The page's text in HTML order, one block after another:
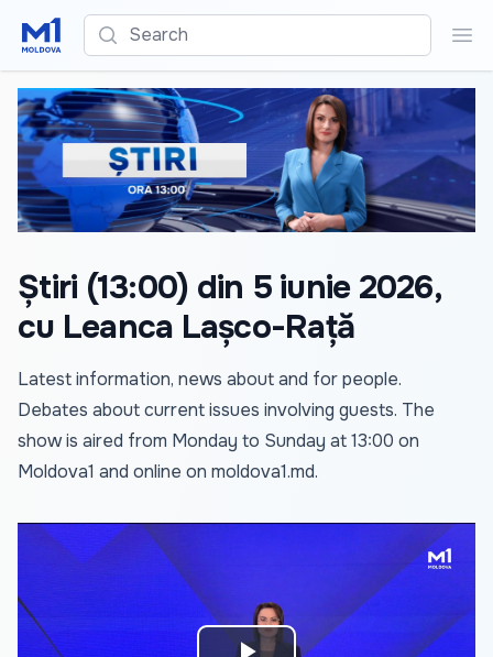
Search
Știri (13:00) din 5 iunie 2026,
cu Leanca Lașco-Rață
Latest information, news about and for people.
Debates about current issues involving guests. The
show is aired from Monday to Sunday at 13:00 on
Moldova1 and online on moldova1.md.